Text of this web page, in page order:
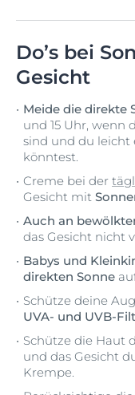
Do’s bei
Gesicht
Meide die direkte
und 15 Uhr, wenn
sind und du leicht
könntest.
Creme bei der
Gesicht mit
Auch an
das Gesicht nicht
Babys und
direkten Sonne
Schütze deine
UVA- und UVB-
Schütze die Haut
und das Gesicht
Krempe.